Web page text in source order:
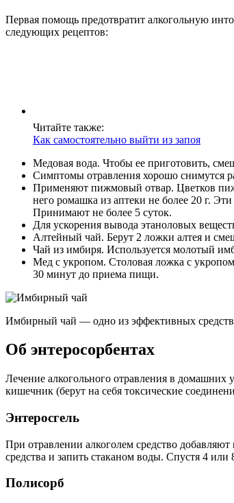
Первая помощь предотвратит алкогольную
следующих рецептов:
Читайте также:
Как самостоятельно выйти из запоя
Медовая вода. Чтобы ее приготовить,
Симптомы отравления хорошо снимутся
Применяют пижмовый отвар. Цветков
него ромашка из аптеки не более 20 г.
Принимают не более 5 суток.
Для ускорения вывода этаноловых
Алтейный чай. Берут 2 ложки алтея и
Чай из имбиря. Используется молотый
Мед с укропом. Столовая ложка с
30 минут до приема пищи.
Имбирный чай — одно из эффективных средств
Об энтеросорбентах
Лечение алкогольного отравления в домашних
кишечник (берут на себя токсические
Энтеросгель
При отравлении алкоголем средство
средства и запить стаканом воды. Спустя 4 или
Полисорб